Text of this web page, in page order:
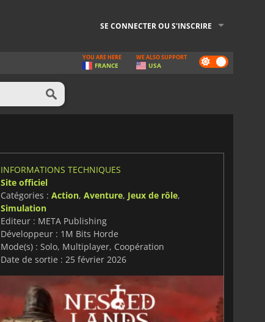
SE CONNECTER OU S'INSCRIRE
Dark
mode
YOU ARE HERE
FRANCE
WE ALSO SUPPORT
USA
INFORMATIONS TECHNIQUES
Site officiel
Catégories : Action, Aventure, Jeux de rôle,
Simulation
Editeur : META Publishing
Développeur : 1M Bits Horde
Mode(s) : Solo, Multiplayer, Coopération
Date de sortie : 25 février 2026